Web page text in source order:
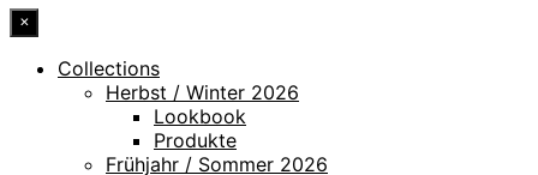
×
Collections
Herbst / Winter 2026
Lookbook
Produkte
Frühjahr / Sommer 2026